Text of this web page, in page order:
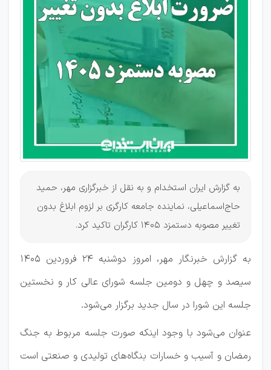
مصوبه
دستمزد
1405
به گزارش ایران استخدام و به نقل از خبرگزاری مهر، حمید
حاج‌اسماعیلی، نماینده جامعه کارگری بر لزوم ابلاغ بدون
تغییر مصوبه دستمزد 1405 کارگران تاکید کرد.
به گزارش خبرنگار مهر، امروز دوشنبه ۲۴ فروردین ۱۴۰۵
سیصد و چهل و دومین جلسه شورای عالی کار و نخستین
جلسه این شورا در سال جدید برگزار می‌شود.
عنوان می‌شود با وجود اینکه صورت جلسه مربوط به جنگ
رمضان و آسیب و خسارات بنگاه‌های تولیدی و صنعتی است